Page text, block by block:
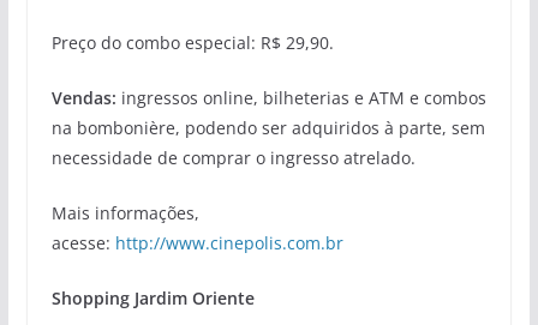
Preço do combo especial: R$ 29,90.
Vendas: ingressos online, bilheterias e ATM e combos
na bombonière, podendo ser adquiridos à parte, sem
necessidade de comprar o ingresso atrelado.
Mais informações,
acesse: http://www.cinepolis.com.br
Shopping Jardim Oriente